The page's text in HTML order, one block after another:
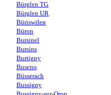
Bürglen TG
Bürglen UR
Büriswilen
Büron
Bursinel
Bursins
Burtigny
Buseno
Büsserach
Bussigny